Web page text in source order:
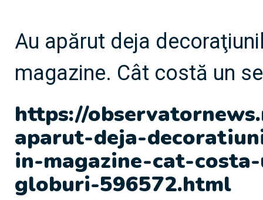
Au apărut deja
magazine. Cât costă un
https://
aparut-deja-
in-magazine-cat-
globuri-596572.html